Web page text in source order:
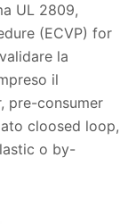
UL 2809,
(ECVP) for
la
il
pre-consumer
cloosed loop,
o by-